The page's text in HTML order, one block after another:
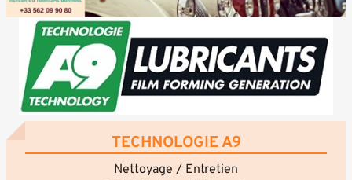
TECHNOLOGIE A9
Nettoyage / Entretien